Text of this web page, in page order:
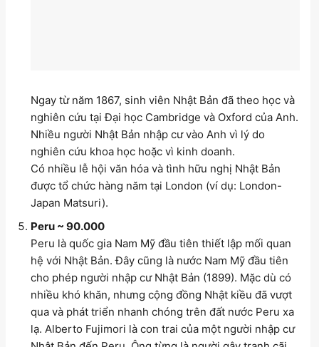
Ngay từ năm 1867, sinh viên Nhật Bản đã theo học và
nghiên cứu tại Đại học Cambridge và Oxford của Anh.
Nhiều người Nhật Bản nhập cư vào Anh vì lý do
nghiên cứu khoa học hoặc vì kinh doanh.
Có nhiều lễ hội văn hóa và tình hữu nghị Nhật Bản
được tổ chức hàng năm tại London (ví dụ: London-
Japan Matsuri).
Peru ~ 90.000
Peru là quốc gia Nam Mỹ đầu tiên thiết lập mối quan
hệ với Nhật Bản. Đây cũng là nước Nam Mỹ đầu tiên
cho phép người nhập cư Nhật Bản (1899). Mặc dù có
nhiều khó khăn, nhưng cộng đồng Nhật kiều đã vượt
qua và phát triển nhanh chóng trên đất nước Peru xa
lạ. Alberto Fujimori là con trai của một người nhập cư